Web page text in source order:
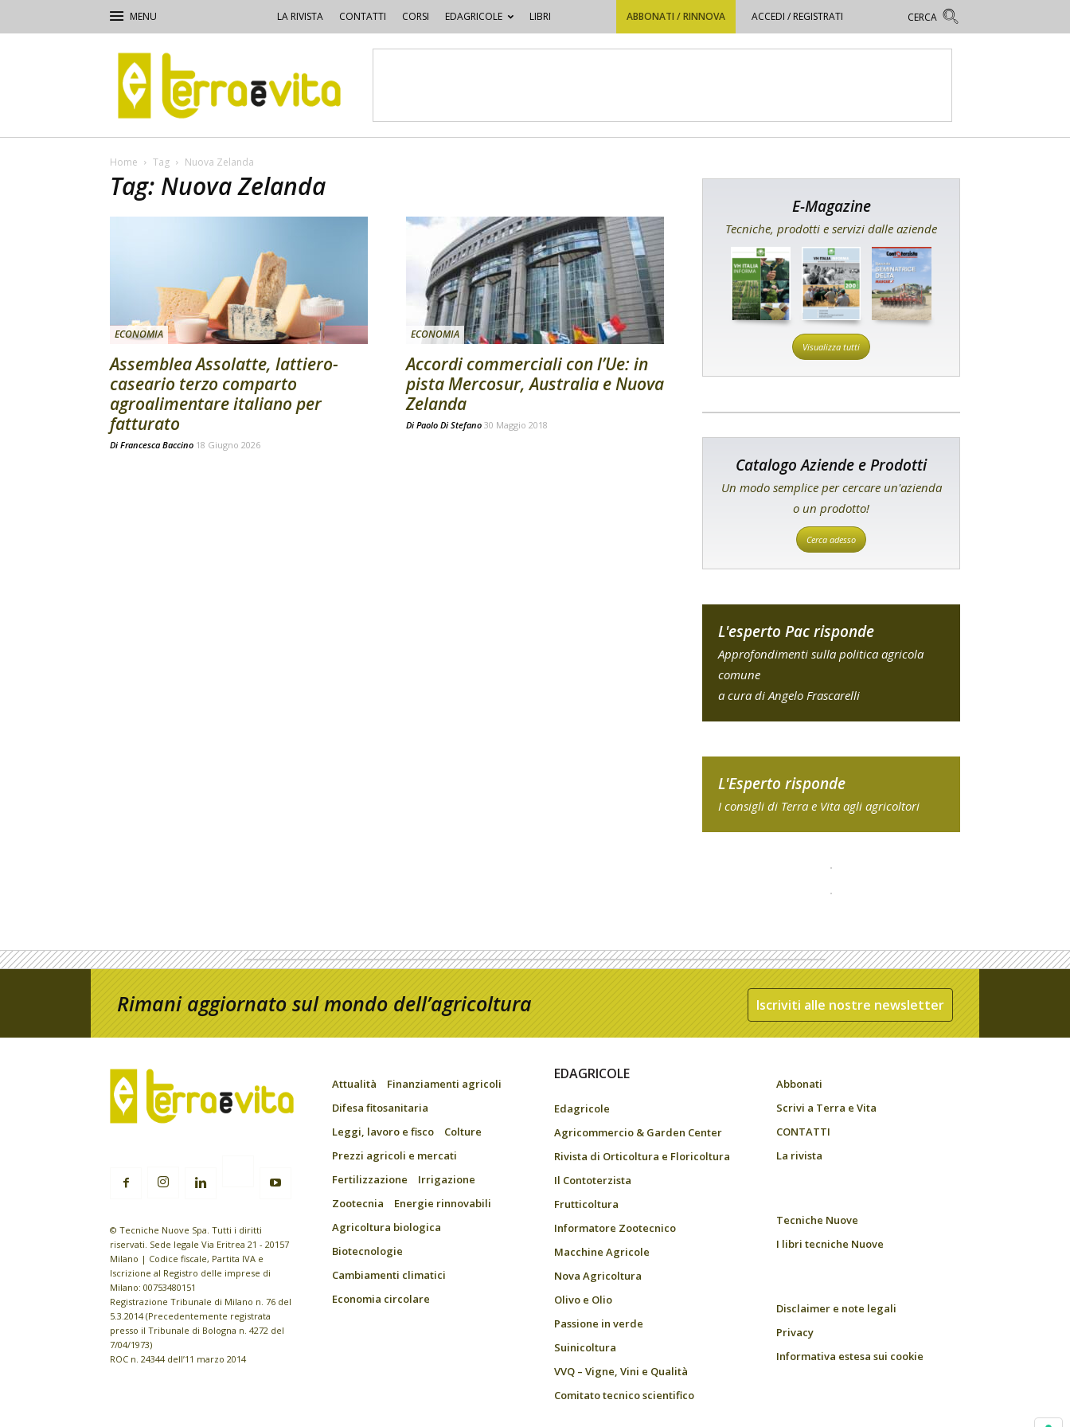
LA RIVISTA CONTATTI CORSI EDAGRICOLE LIBRI ABBONATI / RINNOVA ACCEDI / REGISTRATI
Terra
e
Vita
Home Tag Nuova Zelanda
Tag: Nuova Zelanda
ECONOMIA
Assemblea Assolatte, lattiero-
caseario terzo comparto
agroalimentare italiano per
fatturato
Di Francesca Baccino 18 Giugno 2026
ECONOMIA
Accordi commerciali con l’Ue: in
pista Mercosur, Australia e Nuova
Zelanda
Di Paolo Di Stefano 30 Maggio 2018
E-Magazine
Tecniche, prodotti e servizi dalle aziende
Visualizza tutti
Catalogo Aziende e Prodotti
Un modo semplice per cercare un'azienda
o un prodotto!
Cerca adesso
L'esperto Pac risponde
Approfondimenti sulla politica agricola
comune
a cura di Angelo Frascarelli
L'Esperto risponde
I consigli di Terra e Vita agli agricoltori
Rimani aggiornato sul mondo dell’agricoltura Iscriviti alle nostre newsletter
© Tecniche Nuove Spa. Tutti i diritti
riservati. Sede legale Via Eritrea 21 - 20157
Milano | Codice fiscale, Partita IVA e
Iscrizione al Registro delle imprese di
Milano: 00753480151
Registrazione Tribunale di Milano n. 76 del
5.3.2014 (Precedentemente registrata
presso il Tribunale di Bologna n. 4272 del
7/04/1973)
ROC n. 24344 dell’11 marzo 2014
Attualità
Finanziamenti agricoli
Difesa fitosanitaria
Leggi, lavoro e fisco
Colture
Prezzi agricoli e mercati
Fertilizzazione
Irrigazione
Zootecnia
Energie rinnovabili
Agricoltura biologica
Biotecnologie
Cambiamenti climatici
Economia circolare
EDAGRICOLE
Edagricole
Agricommercio & Garden Center
Rivista di Orticoltura e Floricoltura
Il Contoterzista
Frutticoltura
Informatore Zootecnico
Macchine Agricole
Nova Agricoltura
Olivo e Olio
Passione in verde
Suinicoltura
VVQ – Vigne, Vini e Qualità
Comitato tecnico scientifico
Abbonati
Scrivi a Terra e Vita
CONTATTI
La rivista
Tecniche Nuove
I libri tecniche Nuove
Disclaimer e note legali
Privacy
Informativa estesa sui cookie